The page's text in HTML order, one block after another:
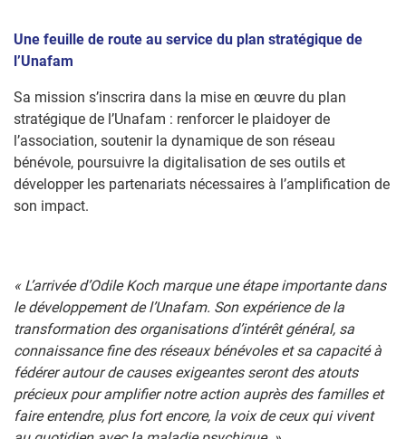
Une feuille de route au service du plan stratégique de
l’Unafam
Sa mission s’inscrira dans la mise en œuvre du plan
stratégique de l’Unafam : renforcer le plaidoyer de
l’association, soutenir la dynamique de son réseau
bénévole, poursuivre la digitalisation de ses outils et
développer les partenariats nécessaires à l’amplification de
son impact.
« L’arrivée d’Odile Koch marque une étape importante dans
le développement de l’Unafam. Son expérience de la
transformation des organisations d’intérêt général, sa
connaissance fine des réseaux bénévoles et sa capacité à
fédérer autour de causes exigeantes seront des atouts
précieux pour amplifier notre action auprès des familles et
faire entendre, plus fort encore, la voix de ceux qui vivent